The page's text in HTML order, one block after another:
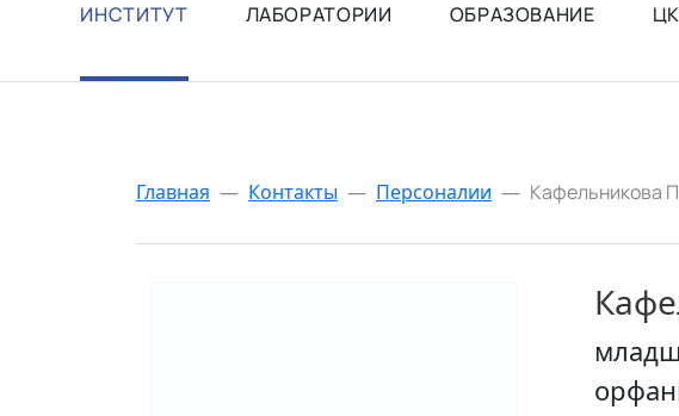
ИНСТИТУТ ЛАБОРАТОРИИ ОБРАЗОВАНИЕ
Главная — Контакты — Персоналии — Кафельникова